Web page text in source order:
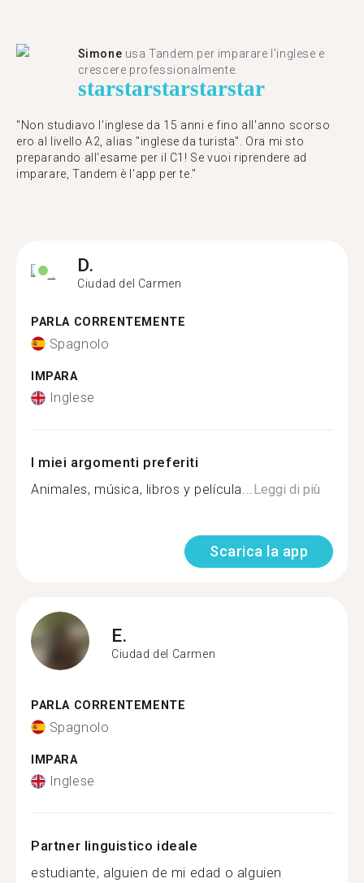
Simone usa Tandem per imparare l'inglese e
crescere professionalmente.
starstarstarstarstar
"Non studiavo l'inglese da 15 anni e fino all'anno scorso
ero al livello A2, alias "inglese da turista". Ora mi sto
preparando all'esame per il C1! Se vuoi riprendere ad
imparare, Tandem è l'app per te."
D.
Ciudad del Carmen
PARLA CORRENTEMENTE
Spagnolo
IMPARA
Inglese
I miei argomenti preferiti
Animales, música, libros y película...Leggi di più
Scarica la app
E.
Ciudad del Carmen
PARLA CORRENTEMENTE
Spagnolo
IMPARA
Inglese
Partner linguistico ideale
estudiante, alguien de mi edad o alguien